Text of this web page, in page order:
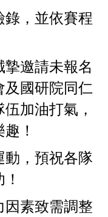
，並依賽程
邀請未報名
及國研院同仁
加油打氣，
！
動，預祝各隊
因素致需調整